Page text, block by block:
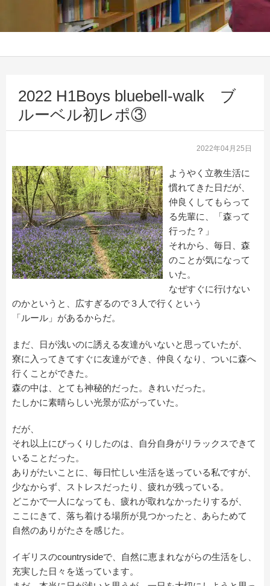
2022 H1Boys bluebell-walk ブ
ルーベル初レポ③
2022年04月25日
ようやく立教生活に
慣れてきた日だが、
仲良くしてもらって
る先輩に、「森って
行った？」
それから、毎日、森
のことが気になって
いた。
なぜすぐに行けない
のかというと、広すぎるので３人で行くという
「ルール」があるからだ。
まだ、日が浅いのに誘える友達がいないと思っていたが、
寮に入ってきてすぐに友達ができ、仲良くなり、ついに森へ
行くことができた。
森の中は、とても神秘的だった。きれいだった。
たしかに素晴らしい光景が広がっていた。
だが、
それ以上にびっくりしたのは、自分自身がリラックスできて
いることだった。
ありがたいことに、毎日忙しい生活を送っている私ですが、
少なからず、ストレスだったり、疲れが残っている。
どこかで一人になっても、疲れが取れなかったりするが、
ここにきて、落ち着ける場所が見つかったと、あらためて
自然のありがたさを感じた。
イギリスのcountrysideで、自然に恵まれながらの生活をし、
充実した日々を送っています。